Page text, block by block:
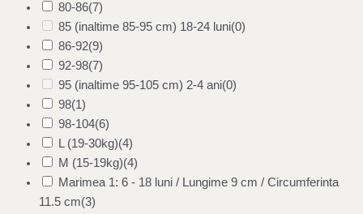
80-86(7)
85 (inaltime 85-95 cm) 18-24 luni(0)
86-92(9)
92-98(7)
95 (inaltime 95-105 cm) 2-4 ani(0)
98(1)
98-104(6)
L (19-30kg)(4)
M (15-19kg)(4)
Marimea 1: 6 - 18 luni / Lungime 9 cm / Circumferinta
11.5 cm(3)